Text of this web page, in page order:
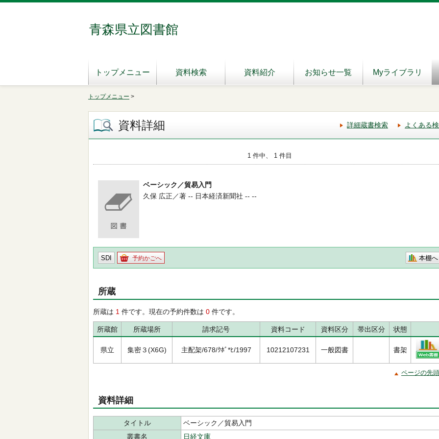
青森県立図書館
トップメニュー 資料検索 資料紹介 お知らせ一覧 Myライブラリ
トップメニュー >
資料詳細 詳細蔵書検索 よくある
1 件中、 1 件目
ベーシック／貿易入門
久保 広正／著 -- 日本経済新聞社 -- --
SDI 予約かごへ 本棚へ
所蔵
所蔵は 1 件です。現在の予約件数は 0 件です。
所蔵館 所蔵場所 請求記号 資料コード 資料区分 帯出区分 状態
県立 集密３(X6G) 主配架/678/ｸﾎﾞ*ﾋ/1997 10212107231 一般図書 書架
ページの先
資料詳細
タイトル
ベーシック／貿易入門
叢書名
日経文庫